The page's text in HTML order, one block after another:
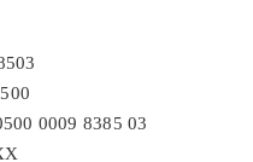
0009 8385 03